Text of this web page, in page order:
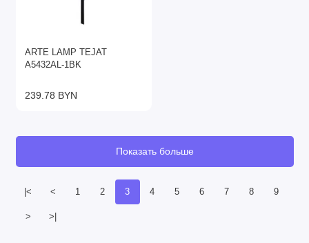
ARTE LAMP TEJAT
A5432AL-1BK
239.78 BYN
|< < 1 2 3 4 5 6 7 8 9
> >|
Показать больше